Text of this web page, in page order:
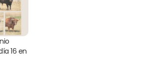
16 en